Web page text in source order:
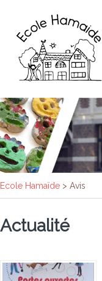
Ecole Hamaïde > Avis
Actualité